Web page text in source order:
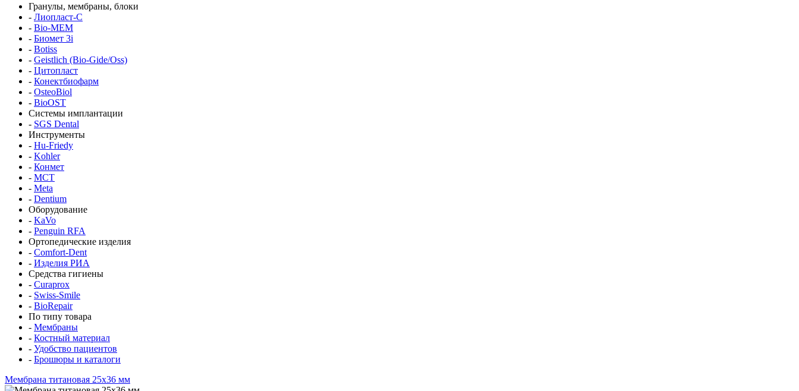
Гранулы, мембраны, блоки
- Лиопласт-С
- Bio-MEM
- Биомет 3i
- Botiss
- Geistlich (Bio-Gide/Oss)
- Цитопласт
- Конектбиофарм
- OsteoBiol
- BioOST
Системы имплантации
- SGS Dental
Инструменты
- Hu-Friedy
- Kohler
- Конмет
- MCT
- Meta
- Dentium
Оборудование
- KaVo
- Penguin RFA
Ортопедические изделия
- Comfort-Dent
- Изделия РИА
Средства гигиены
- Curaprox
- Swiss-Smile
- BioRepair
По типу товара
- Мембраны
- Костный материал
- Удобство пациентов
- Брошюры и каталоги
Мембрана титановая 25x36 мм